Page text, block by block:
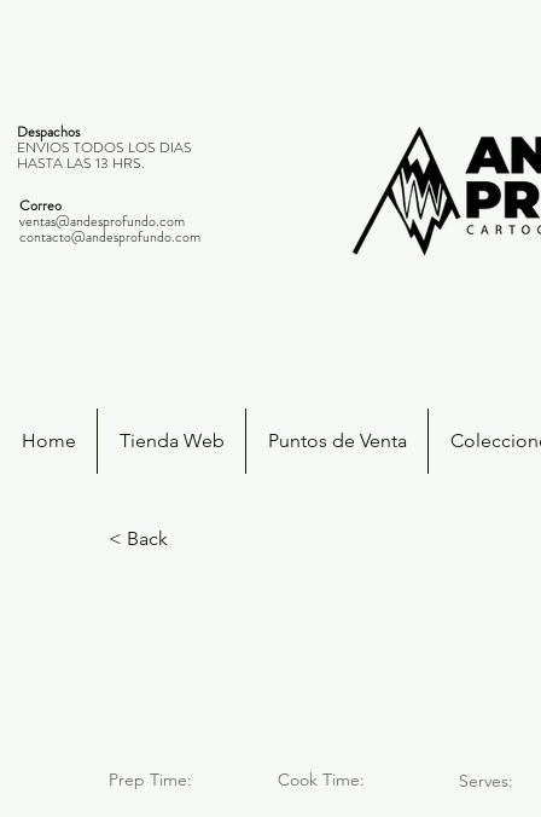
Despachos
ENVIOS TODOS LOS DIAS
HASTA LAS 13 HRS.
Correo
ventas@andesprofundo.com
contacto@andesprofundo.com
Home Tienda Web Puntos de Venta
< Back
Prep Time: Cook Time: Serves: